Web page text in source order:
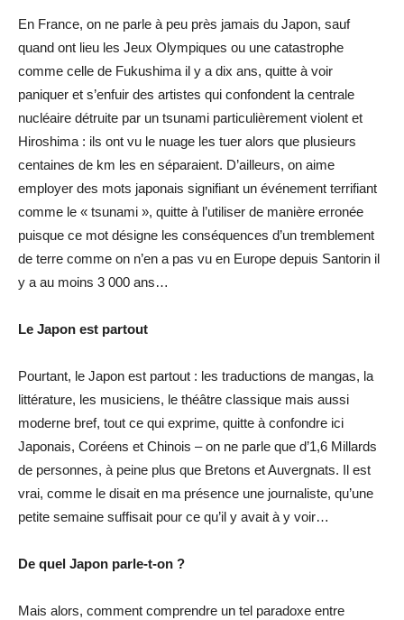
En France, on ne parle à peu près jamais du Japon, sauf
quand ont lieu les Jeux Olympiques ou une catastrophe
comme celle de Fukushima il y a dix ans, quitte à voir
paniquer et s’enfuir des artistes qui confondent la centrale
nucléaire détruite par un tsunami particulièrement violent et
Hiroshima : ils ont vu le nuage les tuer alors que plusieurs
centaines de km les en séparaient. D’ailleurs, on aime
employer des mots japonais signifiant un événement terrifiant
comme le « tsunami », quitte à l’utiliser de manière erronée
puisque ce mot désigne les conséquences d’un tremblement
de terre comme on n’en a pas vu en Europe depuis Santorin il
y a au moins 3 000 ans…
Le Japon est partout
Pourtant, le Japon est partout : les traductions de mangas, la
littérature, les musiciens, le théâtre classique mais aussi
moderne bref, tout ce qui exprime, quitte à confondre ici
Japonais, Coréens et Chinois – on ne parle que d’1,6 Millards
de personnes, à peine plus que Bretons et Auvergnats. Il est
vrai, comme le disait en ma présence une journaliste, qu’une
petite semaine suffisait pour ce qu’il y avait à y voir…
De quel Japon parle-t-on ?
Mais alors, comment comprendre un tel paradoxe entre